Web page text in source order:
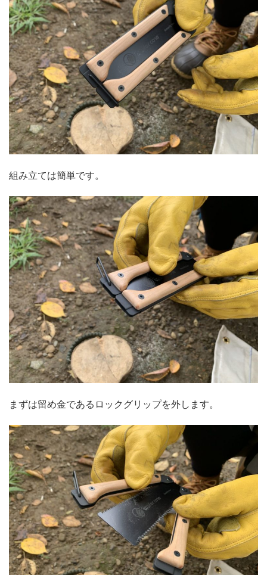
組み立ては簡単です。
まずは留め金であるロックグリップを外します。